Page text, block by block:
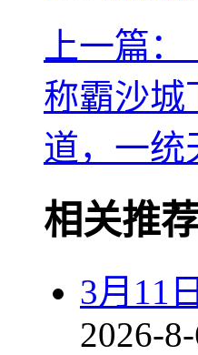
上一篇
称霸沙城
道，一统
相关推
3月11
2026-